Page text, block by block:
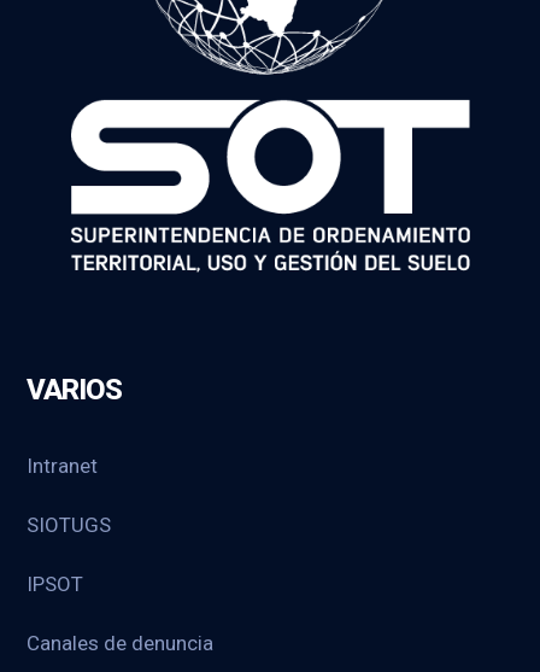
VARIOS
Intranet
SIOTUGS
IPSOT
Canales de denuncia